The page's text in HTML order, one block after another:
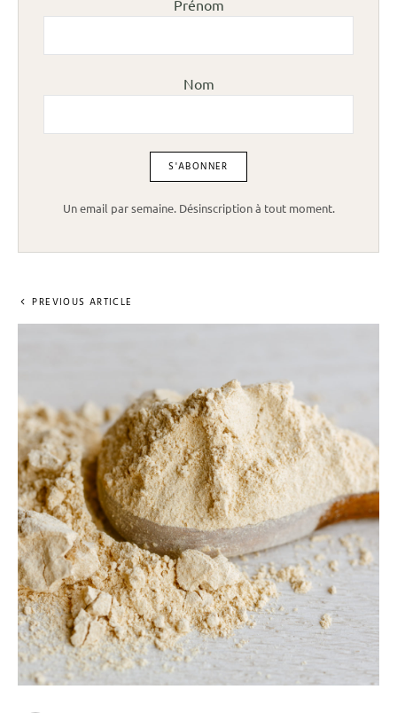
Prénom
Nom
Un email par semaine. Désinscription à tout moment.
PREVIOUS ARTICLE